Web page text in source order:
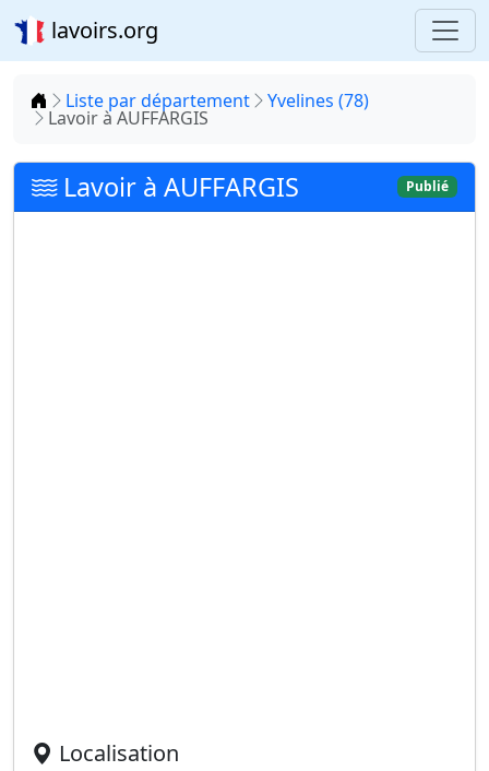
lavoirs.org
Accueil
Liste par département Yvelines (78)
Lavoir à AUFFARGIS
Lavoir à AUFFARGIS Publié
Localisation